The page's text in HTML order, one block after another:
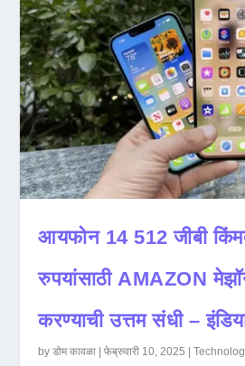
आयफोन 14 512 जीबी
रुपयांसाठी AMAZON
करण्याची उत्तम संधी – इंडिया
byडोम कावळा |फेब्रुवारी 10, 2025 |